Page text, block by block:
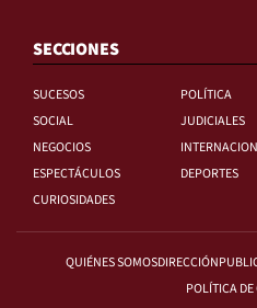
SECCIONES
SUCESOS
POLÍTICA
SOCIAL
JUDICIALES
NEGOCIOS
ESPECTÁCULOS
DEPORTES
CURIOSIDADES
QUIÉNES SOMOSDIRECCIÓN
POLÍTICA